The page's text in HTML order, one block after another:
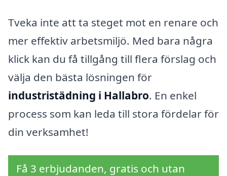
Tveka inte att ta steget mot en renare och
mer effektiv arbetsmiljö. Med bara några
klick kan du få tillgång till flera förslag och
välja den bästa lösningen för
industristädning i Hallabro. En enkel
process som kan leda till stora fördelar för
din verksamhet!
Få 3 erbjudanden, gratis och utan